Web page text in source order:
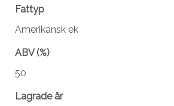
Fattyp
Amerikansk ek
ABV (%)
50
Lagrade år